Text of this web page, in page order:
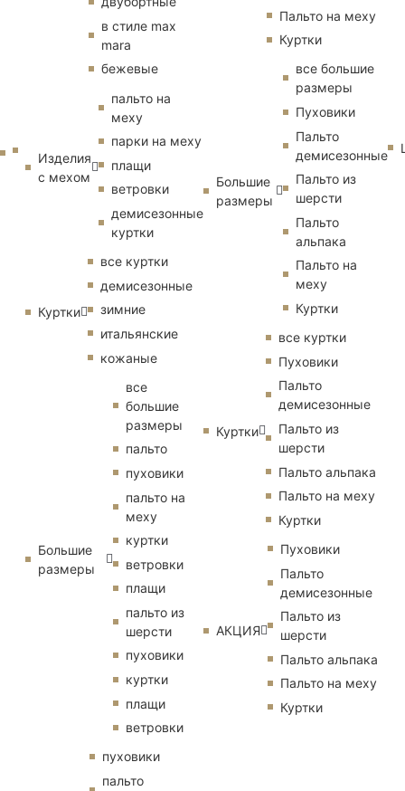
в стиле max
mara
бежевые
Изделия
с мехом
пальто на
меху
парки на меху
плащи
ветровки
демисезонные
куртки
Куртки
все куртки
демисезонные
зимние
итальянские
кожаные
Большие
размеры
все
большие
размеры
пальто
пуховики
пальто на
меху
куртки
ветровки
плащи
пальто из
шерсти
пуховики
куртки
плащи
ветровки
пуховики
пальто
Пальто на меху
Куртки
Большие
размеры
все большие
размеры
Пуховики
Пальто
демисезонные
Пальто из
шерсти
Пальто
альпака
Пальто на
меху
Куртки
Куртки
все куртки
Пуховики
Пальто
демисезонные
Пальто из
шерсти
Пальто альпака
Пальто на меху
Куртки
АКЦИЯ
Пуховики
Пальто
демисезонные
Пальто из
шерсти
Пальто альпака
Пальто на меху
Куртки